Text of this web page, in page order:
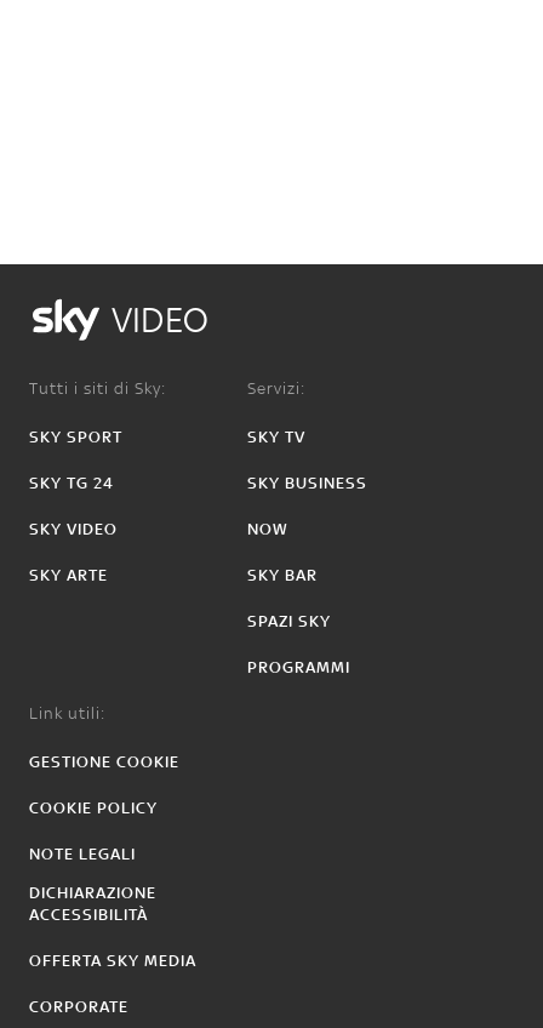
VIDEO
Tutti i siti di Sky:
SKY SPORT
SKY TG 24
SKY VIDEO
SKY ARTE
Servizi:
SKY TV
SKY BUSINESS
NOW
SKY BAR
SPAZI SKY
PROGRAMMI
Link utili:
GESTIONE COOKIE
COOKIE POLICY
NOTE LEGALI
DICHIARAZIONE
ACCESSIBILITÀ
OFFERTA SKY MEDIA
CORPORATE